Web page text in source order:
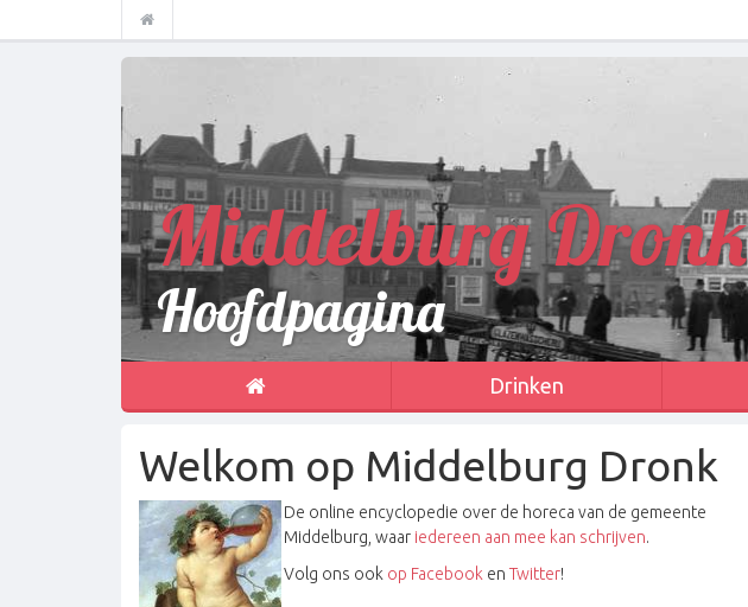
Middelburg Dronk
Hoofdpagina
Drinken
Welkom op Middelburg Dronk
De online encyclopedie over de horeca van de gemeente
Middelburg, waar iedereen aan mee kan schrijven.
Volg ons ook op Facebook en Twitter!